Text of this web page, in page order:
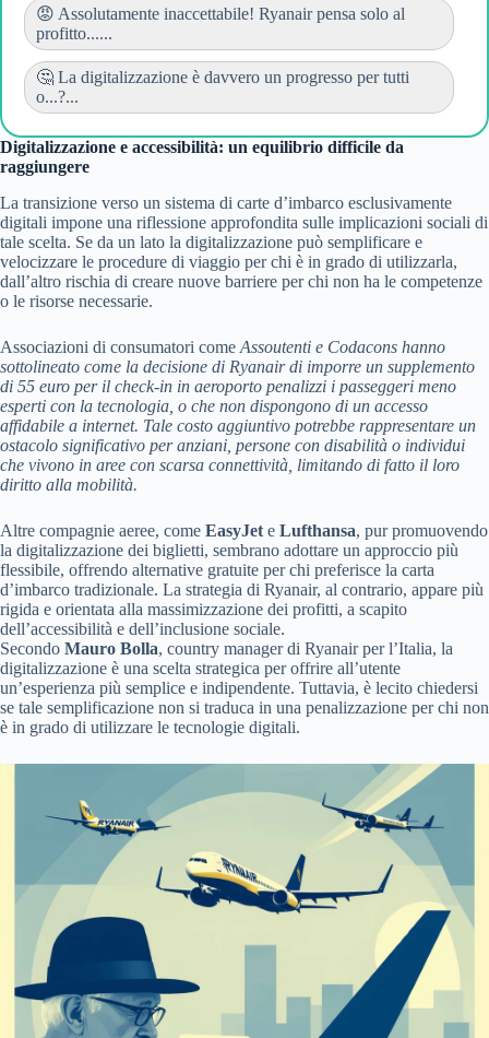
😡 Assolutamente inaccettabile! Ryanair pensa solo al
profitto......
🤔 La digitalizzazione è davvero un progresso per tutti
o...?...
Digitalizzazione e accessibilità: un equilibrio difficile da
raggiungere
La transizione verso un sistema di carte d’imbarco esclusivamente
digitali impone una riflessione approfondita sulle implicazioni sociali di
tale scelta. Se da un lato la digitalizzazione può semplificare e
velocizzare le procedure di viaggio per chi è in grado di utilizzarla,
dall’altro rischia di creare nuove barriere per chi non ha le competenze
o le risorse necessarie.
Associazioni di consumatori come Assoutenti e Codacons hanno
sottolineato come la decisione di Ryanair di imporre un supplemento
di 55 euro per il check-in in aeroporto penalizzi i passeggeri meno
esperti con la tecnologia, o che non dispongono di un accesso
affidabile a internet. Tale costo aggiuntivo potrebbe rappresentare un
ostacolo significativo per anziani, persone con disabilità o individui
che vivono in aree con scarsa connettività, limitando di fatto il loro
diritto alla mobilità.
Altre compagnie aeree, come EasyJet e Lufthansa, pur promuovendo
la digitalizzazione dei biglietti, sembrano adottare un approccio più
flessibile, offrendo alternative gratuite per chi preferisce la carta
d’imbarco tradizionale. La strategia di Ryanair, al contrario, appare più
rigida e orientata alla massimizzazione dei profitti, a scapito
dell’accessibilità e dell’inclusione sociale.
Secondo Mauro Bolla, country manager di Ryanair per l’Italia, la
digitalizzazione è una scelta strategica per offrire all’utente
un’esperienza più semplice e indipendente. Tuttavia, è lecito chiedersi
se tale semplificazione non si traduca in una penalizzazione per chi non
è in grado di utilizzare le tecnologie digitali.